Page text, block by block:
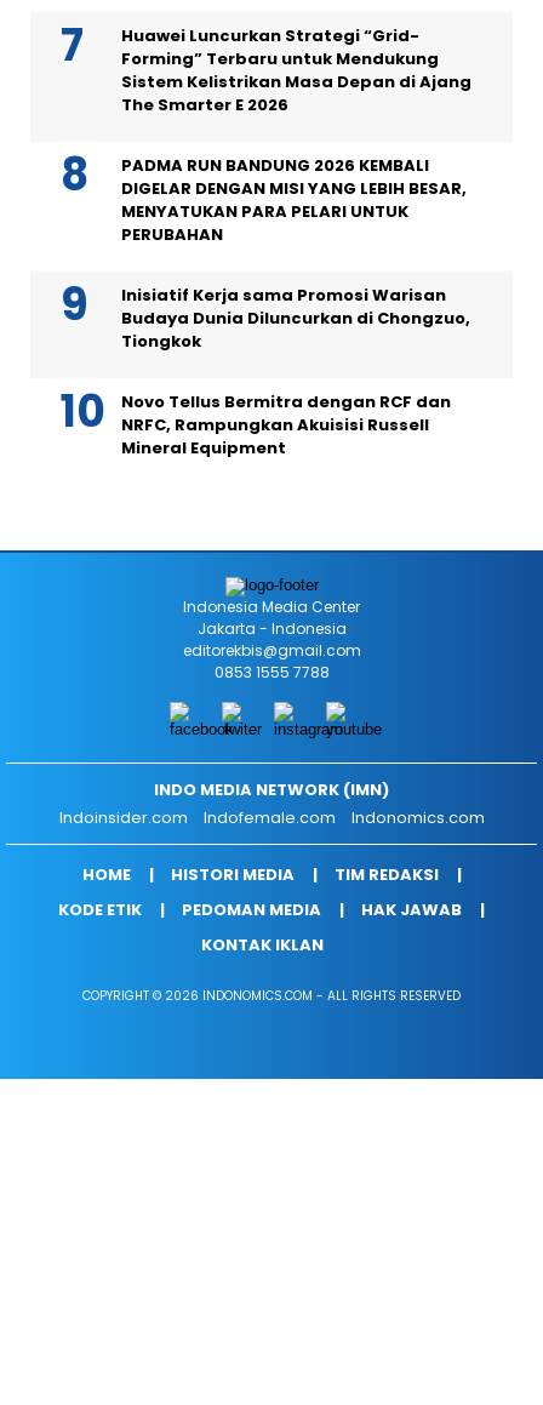
Huawei Luncurkan Strategi “Grid-
Forming” Terbaru untuk Mendukung
Sistem Kelistrikan Masa Depan di Ajang
The Smarter E 2026
PADMA RUN BANDUNG 2026 KEMBALI
DIGELAR DENGAN MISI YANG LEBIH BESAR,
MENYATUKAN PARA PELARI UNTUK
PERUBAHAN
Inisiatif Kerja sama Promosi Warisan
Budaya Dunia Diluncurkan di Chongzuo,
Tiongkok
Novo Tellus Bermitra dengan RCF dan
NRFC, Rampungkan Akuisisi Russell
Mineral Equipment
Indonesia Media Center
Jakarta - Indonesia
editorekbis@gmail.com
0853 1555 7788
INDO MEDIA NETWORK (IMN)
Indoinsider.com
Indofemale.com Indonomics.com
HOME HISTORI MEDIA
TIM REDAKSI
KODE ETIK
PEDOMAN MEDIA
HAK JAWAB
KONTAK IKLAN
COPYRIGHT © 2026 INDONOMICS.COM - ALL RIGHTS RESERVED